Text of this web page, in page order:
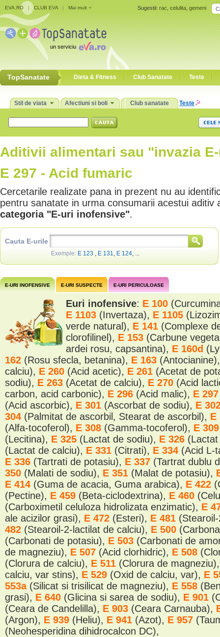
Sugestii: rac,celulita,gemeni
EVA.RO | CLUB EVA | Mai mult
un serviciu
TopSanatate Dieta & Fitness Club Sanatate Teste
Stil de viata Afectiuni si boli Club sanatate Teste
Aditivii alimentari sau "invazia
E 297 - Acid fumaric
Cercetarile realizate pana in prezent nu au
pentru sanatate in urma consumarii acestui aditiv
categoria "E-uri inofensive".
Cauta E-urile
Exemple: E 123 , E 131, E 124, ...
E-URI INOFENSIVE E-URI SUSPECTE E-URI PERICULOASE
Euri inofensive: E 100
E 1103 (Invertaza), E 1105
verde natural), E 141 (Complexe
clorofilinel), E 153 (Carbune
ardei rosu, capsantina), E 160d
162 (Rosu sfecla, betanina), E 163
calciu), E 260 (Acid acetic), E 261 (Acetat de
sodiu), E 263 (Acetat de calciu), E 270 (Acid
carbon, acid carbonic), E 296 (Acid malic), E
(Acid ascorbic), E 301 (Ascorbat de sodiu), E
304 (Palmitat de ascorbil, Stearat de ascorbil), E
(Alfa-tocoferol), E 308 (Gamma-tocoferol), E
(Lecitina), E 325 (Lactat de sodiu), E 326
(Lactat de calciu), E 331 (Citrati), E 334 (Acid L-
E 336 (Tartrati de potasiu), E 337 (Tartrat dublu
350 (Malati de sodiu), E 351 (Malat de potasiu),
E 414 (Guma de acacia, Guma arabica), E 422
(Pectine), E 459 (Beta-ciclodextrina), E 460
(Carboximetil celuloza hidrolizata enzimatic), E
ale acizilor grasi), E 472 (Esteri), E 481
482 (Stearoil-2-lactilat de calciu), E 500
(Carbonati de potasiu), E 503 (Carbonati de
de magneziu), E 507 (Acid clorhidric), E 508
(Clorura de calciu), E 511 (Clorura de
calciu, var stins), E 529 (Oxid de calciu, var), E
553a (Silicat si trisilicat de magneziu), E 558
grasi), E 640 (Glicina si sarea de sodiu), E 901
(Ceara de Candelilla), E 903 (Ceara Carnauba),
(Argon), E 939 (Heliu), E 941 (Azot), E 957
(Neohesperidina dihidrocalcon DC),